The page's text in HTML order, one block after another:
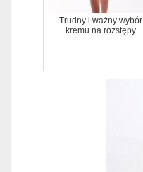
Trudny i ważny wybór
kremu na rozstępy